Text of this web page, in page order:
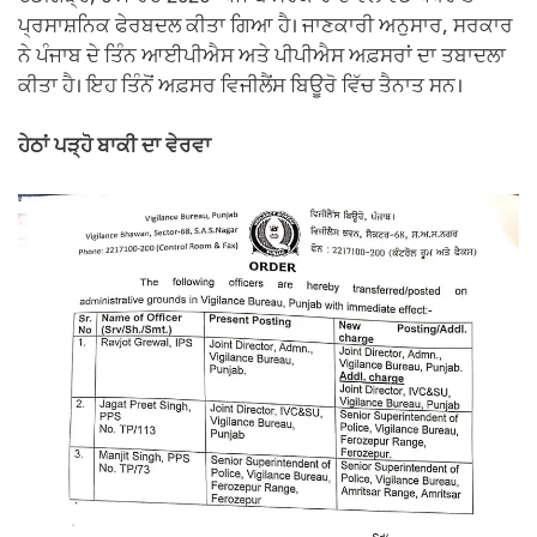
ਪ੍ਰਸਾਸ਼ਨਿਕ ਫੇਰਬਦਲ ਕੀਤਾ ਗਿਆ ਹੈ। ਜਾਣਕਾਰੀ ਅਨੁਸਾਰ, ਸਰਕਾਰ
ਨੇ ਪੰਜਾਬ ਦੇ ਤਿੰਨ ਆਈਪੀਐਸ ਅਤੇ ਪੀਪੀਐਸ ਅਫ਼ਸਰਾਂ ਦਾ ਤਬਾਦਲਾ
ਕੀਤਾ ਹੈ। ਇਹ ਤਿੰਨੋਂ ਅਫ਼ਸਰ ਵਿਜੀਲੈਂਸ ਬਿਊਰੋ ਵਿੱਚ ਤੈਨਾਤ ਸਨ।
ਹੇਠਾਂ ਪੜ੍ਹੋ ਬਾਕੀ ਦਾ ਵੇਰਵਾ